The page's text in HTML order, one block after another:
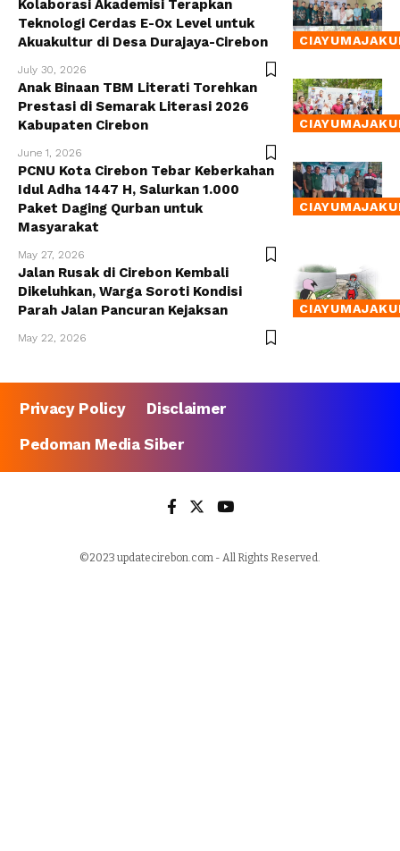
Kolaborasi Akademisi Terapkan
Teknologi Cerdas E-Ox Level untuk
Akuakultur di Desa Durajaya-Cirebon
July 30, 2026
Anak Binaan TBM Literati Torehkan
Prestasi di Semarak Literasi 2026
Kabupaten Cirebon
June 1, 2026
PCNU Kota Cirebon Tebar Keberkahan
Idul Adha 1447 H, Salurkan 1.000
Paket Daging Qurban untuk
Masyarakat
May 27, 2026
Jalan Rusak di Cirebon Kembali
Dikeluhkan, Warga Soroti Kondisi
Parah Jalan Pancuran Kejaksan
May 22, 2026
Privacy Policy
Disclaimer
Pedoman Media Siber
©2023 updatecirebon.com - All Rights Reserved.